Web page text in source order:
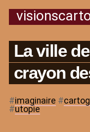
La ville
crayon
#imaginaire #
#utopie